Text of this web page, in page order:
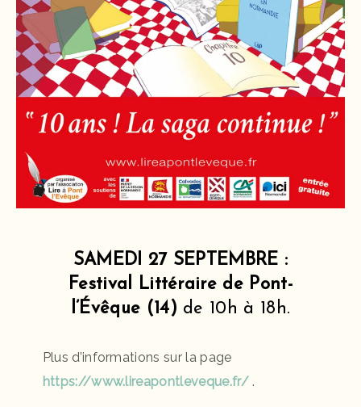
SAMEDI 27 SEPTEMBRE :
Festival Littéraire de Pont-
l’Évêque (14) de 10h à 18h.
Plus d’informations sur la page
https://www.lireapontleveque.fr/ .